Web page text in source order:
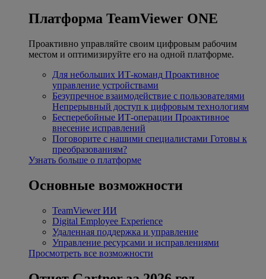
Платформа TeamViewer ONE
Проактивно управляйте своим цифровым рабочим
местом и оптимизируйте его на одной платформе.
Для небольших ИТ-команд Проактивное
управление устройствами
Безупречное взаимодействие с пользователями
Непрерывный доступ к цифровым технологиям
Бесперебойные ИТ-операции Проактивное
внесение исправлений
Поговорите с нашими специалистами Готовы к
преобразованиям?
Узнать больше о платформе
Основные возможности
TeamViewer ИИ
Digital Employee Experience
Удаленная поддержка и управление
Управление ресурсами и исправлениями
Просмотреть все возможности